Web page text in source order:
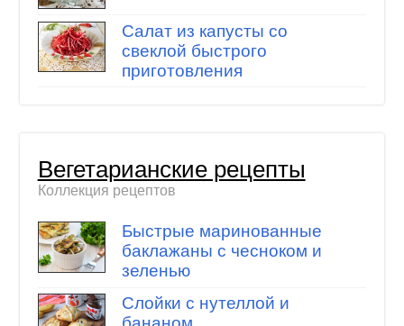
Салат из капусты со
свеклой быстрого
приготовления
Вегетарианские рецепты
Коллекция рецептов
Быстрые маринованные
баклажаны с чесноком и
зеленью
Слойки с нутеллой и